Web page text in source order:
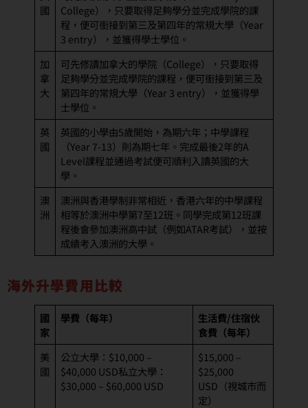
國
College），只要取得足夠學分並完成學院的課
程，便可銜接到第三及第四年的常規大學（Year
3 entry），並獲得學士學位。
加
拿
大
可先修讀加拿大的學院（College），只要取得
足夠學分並完成學院的課程，便可銜接到第三及
第四年的常規大學（Year 3 entry），並獲得學
士學位。
英
國
英國的小學由5歲開始，為期六年；中學課程
（Year 7-13）則為期七年。完成最後2年的A
Level課程並通過考試便可順利入讀英國的大
學。
澳
洲
澳洲與香港學制非常相近，香港六年的中學課程
相等於澳洲中學第7至12班。同學完成第12班課
程後會參加澳洲高中試（例如ATAR考試），並按
成績考入澳洲的大學。
海外升學費用比較
國
家
學費（每年）
生活費/住宿伙
食費（每年）
美
國
公立大學：$10,000 –
$40,000 USD私立大學：
$30,000 – $60,000 USD
$15,000 –
$25,000
USD（視城市而
定）